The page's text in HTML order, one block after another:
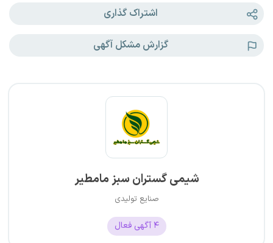
اشتراک گذاری
گزارش مشکل آگهی
شیمی گستران سبز مامطیر
صنایع تولیدی
۴ آگهی فعال